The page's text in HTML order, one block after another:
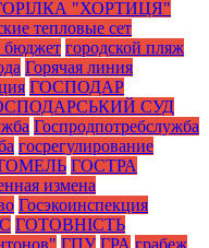
"ХОРТИЦЯ"
тепловые сет
бюджет городской пляж
Горячая линия
ГОСПОДАР
СУД
Госпродпотребслужба
госрегулирование
ГОСТРА
измена
Госэкоинспекция
ГОТОВНІСТЬ
ГПУ ГРА грабеж